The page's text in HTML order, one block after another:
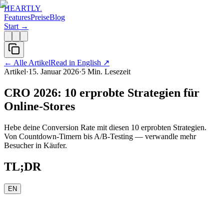
HEARTLY.
FeaturesPreiseBlog
Start →
← Alle ArtikelRead in English ↗
Artikel·15. Januar 2026·5 Min. Lesezeit
CRO 2026: 10 erprobte Strategien für
Online-Stores
Hebe deine Conversion Rate mit diesen 10 erprobten Strategien.
Von Countdown-Timern bis A/B-Testing — verwandle mehr
Besucher in Käufer.
TL;DR
EN